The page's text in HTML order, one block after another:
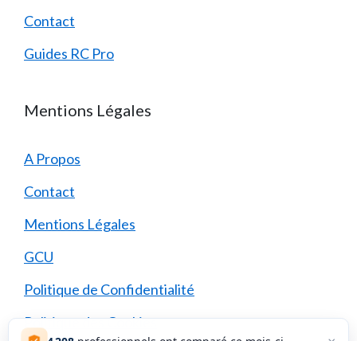
Contact
Guides RC Pro
Mentions Légales
A Propos
Contact
Mentions Légales
GCU
Politique de Confidentialité
Politique des Cookies